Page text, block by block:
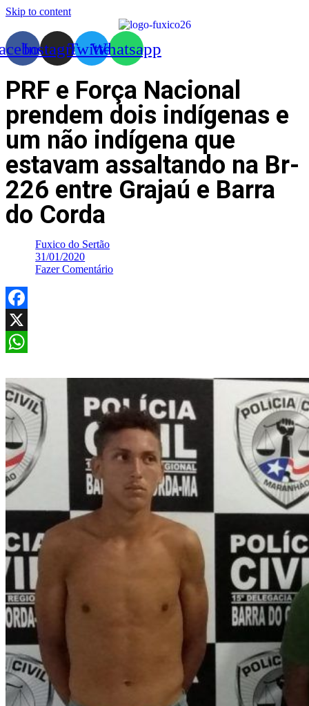
Skip to content
InstagramTwitterWhatsapp
PRF e Força Nacional
prendem dois indígenas e
um não indígena que
estavam assaltando na Br-
226 entre Grajaú e Barra
do Corda
Fuxico do Sertão
31/01/2020
Fazer Comentário
Facebook
X